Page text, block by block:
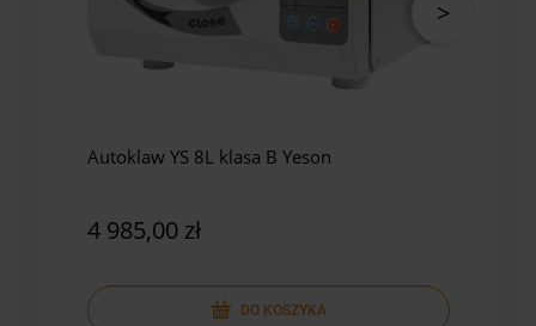
Autoklaw YS 8L klasa B Yeson
4 985,00 zł
DO KOSZYKA